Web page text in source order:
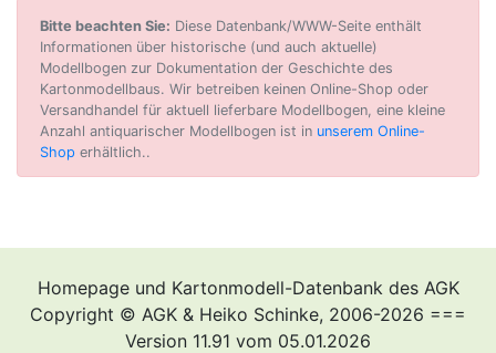
Bitte beachten Sie: Diese Datenbank/WWW-Seite enthält
Informationen über historische (und auch aktuelle)
Modellbogen zur Dokumentation der Geschichte des
Kartonmodellbaus. Wir betreiben keinen Online-Shop oder
Versandhandel für aktuell lieferbare Modellbogen, eine kleine
Anzahl antiquarischer Modellbogen ist in unserem Online-
Shop erhältlich..
Homepage und Kartonmodell-Datenbank des AGK
Copyright © AGK & Heiko Schinke, 2006-2026 ===
Version 11.91 vom 05.01.2026